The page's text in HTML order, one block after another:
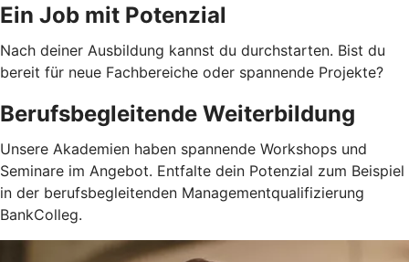
Ein Job mit Potenzial
Nach deiner Ausbildung kannst du durchstarten. Bist du
bereit für neue Fachbereiche oder spannende Projekte?
Berufsbegleitende Weiterbildung
Unsere Akademien haben spannende Workshops und
Seminare im Angebot. Entfalte dein Potenzial zum Beispiel
in der berufsbegleitenden Managementqualifizierung
BankColleg.